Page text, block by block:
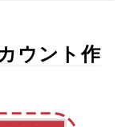
ウント作